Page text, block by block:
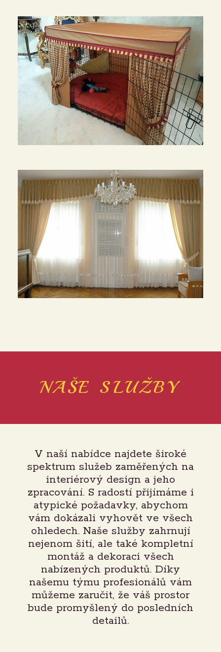
NAŠE SLUŽBY
V naší nabídce najdete široké
spektrum služeb zaměřených na
interiérový design a jeho
zpracování. S radostí přijímáme i
atypické požadavky, abychom
vám dokázali vyhovět ve všech
ohledech. Naše služby zahrnují
nejenom šití, ale také kompletní
montáž a dekoraci všech
nabízených produktů. Díky
našemu týmu profesionálů vám
můžeme zaručit, že váš prostor
bude promyšlený do posledních
detailů.